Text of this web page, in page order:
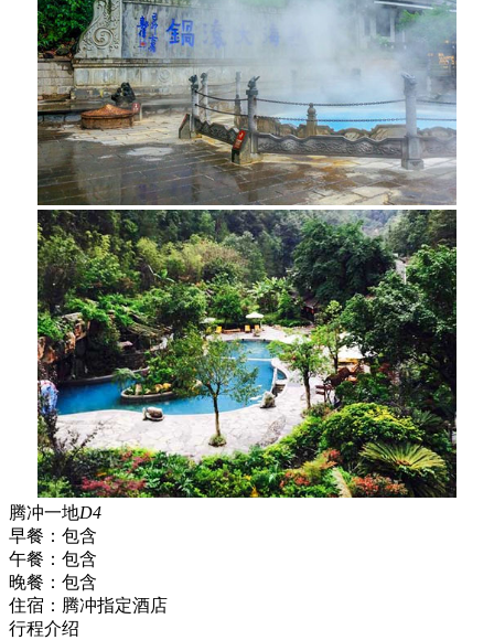
腾冲一地D4
早餐： 包含
午餐： 包含
晚餐： 包含
住宿： 腾冲指定酒店
行程介绍